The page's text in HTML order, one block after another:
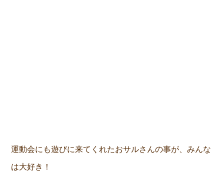
運動会にも遊びに来てくれたおサルさんの事が、みんな
は大好き！